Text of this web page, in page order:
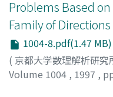
Problems Based
Family of Directions
1004-8.pdf(1.47 MB)
( 京都大学数理解析研究
Volume 1004 , 1997 ,